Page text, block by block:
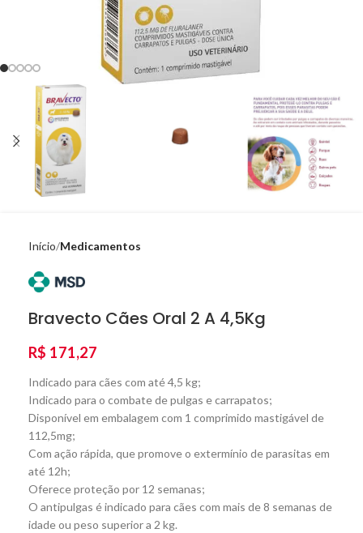
Início Medicamentos
Bravecto Cães Oral 2 A 4,5Kg
R$ 171,27
Indicado para cães com até 4,5 kg;
Indicado para o combate de pulgas e carrapatos;
Disponível em embalagem com 1 comprimido mastigável de
112,5mg;
Com ação rápida, que promove o extermínio de parasitas em
até 12h;
Oferece proteção por 12 semanas;
O antipulgas é indicado para cães com mais de 8 semanas de
idade ou peso superior a 2 kg.